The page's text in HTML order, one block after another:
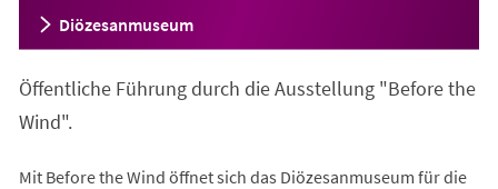
Diözesanmuseum
Öffentliche Führung durch die Ausstellung "Before the
Wind".
Mit Before the Wind öffnet sich das Diözesanmuseum für die